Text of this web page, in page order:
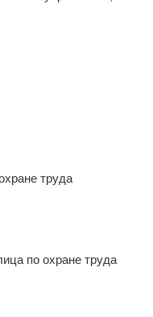
труда
по охране труда